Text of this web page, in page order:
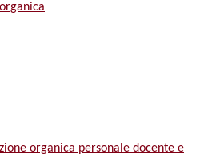
organica personale docente e